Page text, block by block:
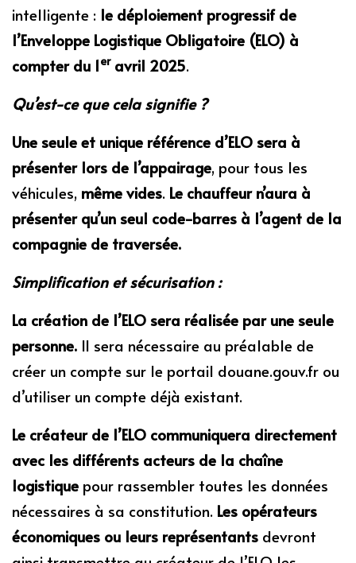
intelligente : le déploiement progressif de
l’Enveloppe Logistique Obligatoire (ELO) à
compter du 1eravril 2025.
Qu’est-ce que cela signifie ?
Une seule et unique référence d’ELO sera à
présenter lors de l’appairage, pour tous les
véhicules, même vides. Le chauffeur n’aura à
présenter qu’un seul code-barres à l’agent de la
compagnie de traversée.
Simplification et sécurisation :
La création de l’ELO sera réalisée par une seule
personne. Il sera nécessaire au préalable de
créer un compte sur le portail douane.gouv.fr ou
d’utiliser un compte déjà existant.
Le créateur de l’ELO communiquera directement
avec les différents acteurs de la chaîne
logistique pour rassembler toutes les données
nécessaires à sa constitution. Les opérateurs
économiques ou leurs représentants devront